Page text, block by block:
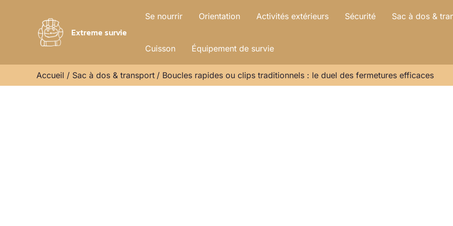
Extreme survie
Se nourrir Orientation Activités extérieurs Sécurité Sac à dos &
Cuisson Équipement de survie
Accueil Sac à dos & transport Boucles rapides ou clips traditionnels : le duel des fermetures efficaces